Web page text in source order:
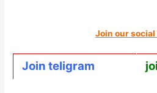
Join our
Join teligram